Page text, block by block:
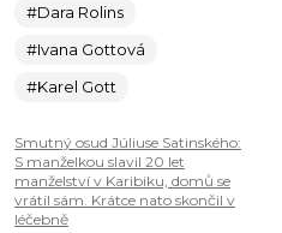
#Dara Rolins
#Ivana Gottová
#Karel Gott
Smutný osud Júliuse Satinského:
S manželkou slavil 20 let
manželství v Karibiku, domů se
vrátil sám. Krátce nato skončil v
léčebně